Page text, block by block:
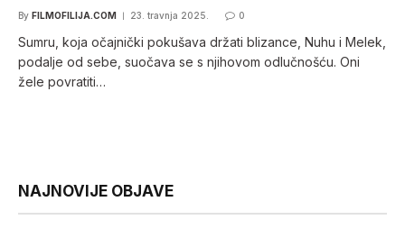
By FILMOFILIJA.COM 23. travnja 2025. 0
Sumru, koja očajnički pokušava držati blizance, Nuhu i Melek,
podalje od sebe, suočava se s njihovom odlučnošću. Oni
žele povratiti…
NAJNOVIJE OBJAVE